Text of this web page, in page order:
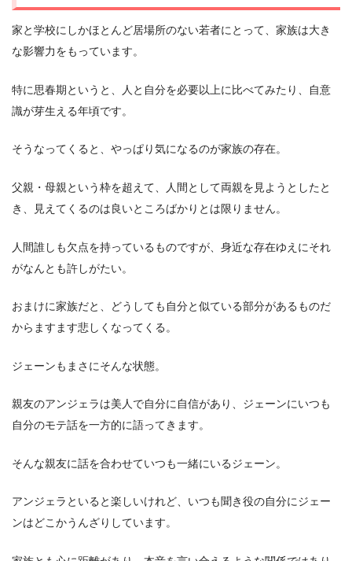
家と学校にしかほとんど居場所のない若者にとって、家族は大き
な影響力をもっています。
特に思春期というと、人と自分を必要以上に比べてみたり、自意
識が芽生える年頃です。
そうなってくると、やっぱり気になるのが家族の存在。
父親・母親という枠を超えて、人間として両親を見ようとしたと
き、見えてくるのは良いところばかりとは限りません。
人間誰しも欠点を持っているものですが、身近な存在ゆえにそれ
がなんとも許しがたい。
おまけに家族だと、どうしても自分と似ている部分があるものだ
からますます悲しくなってくる。
ジェーンもまさにそんな状態。
親友のアンジェラは美人で自分に自信があり、ジェーンにいつも
自分のモテ話を一方的に語ってきます。
そんな親友に話を合わせていつも一緒にいるジェーン。
アンジェラといると楽しいけれど、いつも聞き役の自分にジェー
ンはどこかうんざりしています。